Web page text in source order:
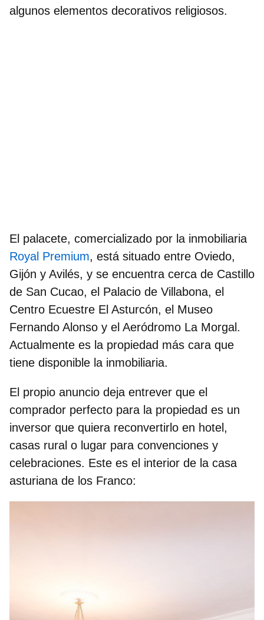
algunos elementos decorativos religiosos.
El palacete, comercializado por la inmobiliaria
Royal Premium, está situado entre Oviedo,
Gijón y Avilés, y se encuentra cerca de Castillo
de San Cucao, el Palacio de Villabona, el
Centro Ecuestre El Asturcón, el Museo
Fernando Alonso y el Aeródromo La Morgal.
Actualmente es la propiedad más cara que
tiene disponible la inmobiliaria.
El propio anuncio deja entrever que el
comprador perfecto para la propiedad es un
inversor que quiera reconvertirlo en hotel,
casas rural o lugar para convenciones y
celebraciones. Este es el interior de la casa
asturiana de los Franco: